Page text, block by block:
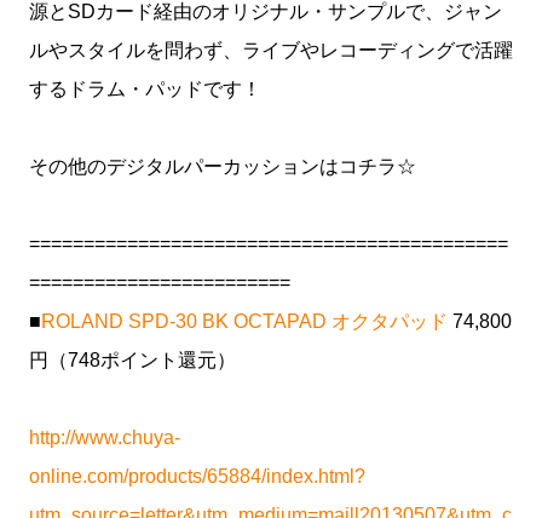
源とSDカード経由のオリジナル・サンプルで、ジャン
ルやスタイルを問わず、ライブやレコーディングで活躍
するドラム・パッドです！
その他のデジタルパーカッションはコチラ☆
============================================
========================
■ROLAND SPD-30 BK OCTAPAD オクタパッド 74,800
円（748ポイント還元）
http://www.chuya-
online.com/products/65884/index.html?